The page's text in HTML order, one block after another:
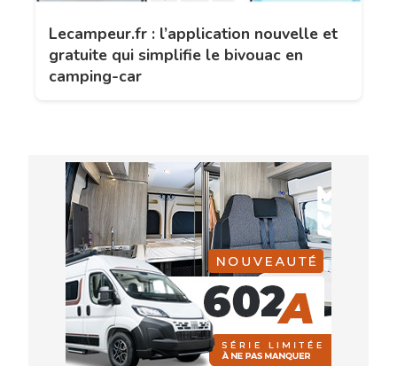
Lecampeur.fr : l’application nouvelle et
gratuite qui simplifie le bivouac en
camping-car